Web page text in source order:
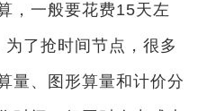
，一般要花费15天左
了抢时间节点，很多
量、图形算量和计价分